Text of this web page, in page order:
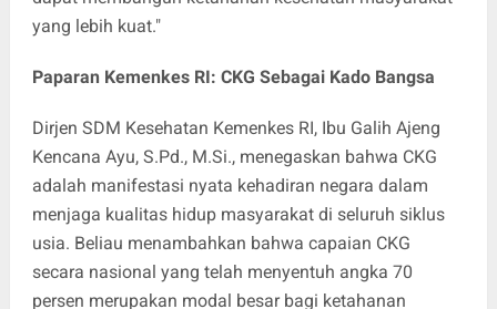
yang lebih kuat."
Paparan Kemenkes RI: CKG Sebagai Kado Bangsa
Dirjen SDM Kesehatan Kemenkes RI, Ibu Galih Ajeng
Kencana Ayu, S.Pd., M.Si., menegaskan bahwa CKG
adalah manifestasi nyata kehadiran negara dalam
menjaga kualitas hidup masyarakat di seluruh siklus
usia. Beliau menambahkan bahwa capaian CKG
secara nasional yang telah menyentuh angka 70
persen merupakan modal besar bagi ketahanan